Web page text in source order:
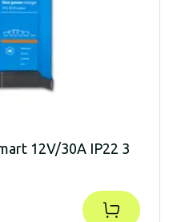
12V/30A IP22 3